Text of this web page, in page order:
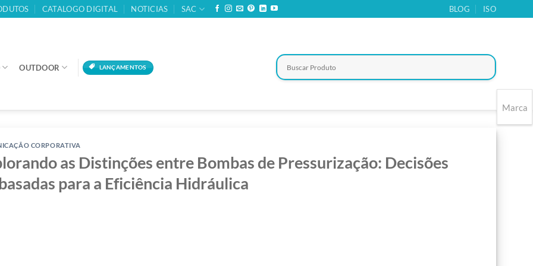
CATALOGO DIGITAL NOTICIAS SAC BLOG ISO
OUTDOOR LANÇAMENTOS
CORPORATIVA
as Distinções entre Bombas de Pressurização: Decisões
para a Eficiência Hidráulica
Marca